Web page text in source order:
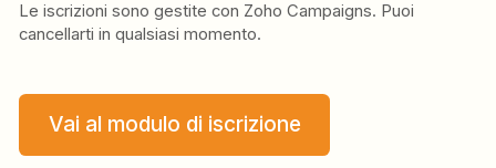
Le iscrizioni sono gestite con Zoho Campaigns. Puoi
cancellarti in qualsiasi momento.
Vai al modulo di iscrizione